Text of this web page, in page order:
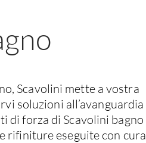
Scavolini mette a vostra
soluzioni all’avanguardia
di forza di Scavolini bagno
rifiniture eseguite con cura